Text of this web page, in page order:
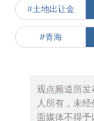
#土地出让金
#青海
观点频道所
人所有，未
面媒体不得